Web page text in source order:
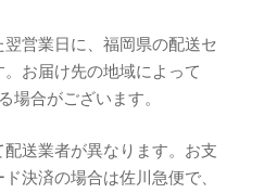
営業日に、福岡県の配送セ
お届け先の地域によって
場合がございます。
送業者が異なります。お支
決済の場合は佐川急便で、